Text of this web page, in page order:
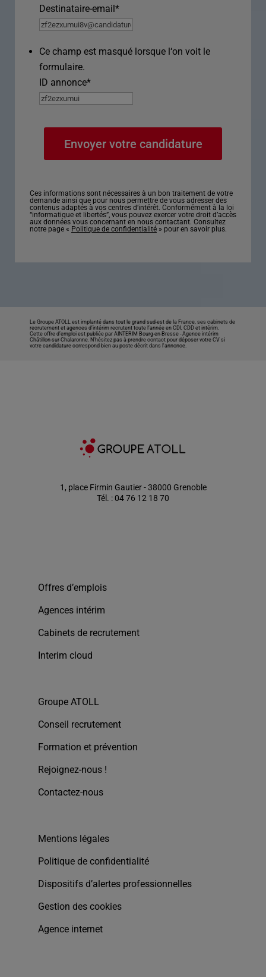
Destinataire-email*
Ce champ est masqué lorsque l‘on voit le
formulaire.
ID annonce*
Ces informations sont nécessaires à un bon traitement de votre
demande ainsi que pour nous permettre de vous adresser des
contenus adaptés à vos centres d’intérêt. Conformément à la loi
“informatique et libertés”, vous pouvez exercer votre droit d’accès
aux données vous concernant en nous contactant. Consultez
notre page « Politique de confidentialité » pour en savoir plus.
Le Groupe ATOLL est implanté dans tout le grand sud-est de la France, ses cabinets de
recrutement et agences d’intérim recrutent toute l’année en CDI, CDD et intérim.
Cette offre d’emploi est publiée par AINTERIM Bourg-en-Bresse -Agence intérim
Châtillon-sur-Chalaronne. N’hésitez pas à prendre contact pour déposer votre CV si
votre candidature correspond bien au poste décrit dans l'annonce.
1, place Firmin Gautier - 38000 Grenoble
Tél. : 04 76 12 18 70
Offres d’emplois
Agences intérim
Cabinets de recrutement
Interim cloud
Groupe ATOLL
Conseil recrutement
Formation et prévention
Rejoignez-nous !
Contactez-nous
Mentions légales
Politique de confidentialité
Dispositifs d’alertes professionnelles
Gestion des cookies
Agence internet